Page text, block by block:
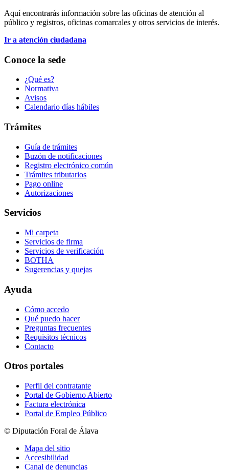
Aquí encontrarás información sobre las oficinas de atención al
público y registros, oficinas comarcales y otros servicios de interés.
Ir a atención ciudadana
Conoce la sede
¿Qué es?
Normativa
Avisos
Calendario días hábiles
Trámites
Guía de trámites
Buzón de notificaciones
Registro electrónico común
Trámites tributarios
Pago online
Autorizaciones
Servicios
Mi carpeta
Servicios de firma
Servicios de verificación
BOTHA
Sugerencias y quejas
Ayuda
Cómo accedo
Qué puedo hacer
Preguntas frecuentes
Requisitos técnicos
Contacto
Otros portales
Perfil del contratante
Portal de Gobierno Abierto
Factura electrónica
Portal de Empleo Público
© Diputación Foral de Álava
Mapa del sitio
Accesibilidad
Canal de denuncias